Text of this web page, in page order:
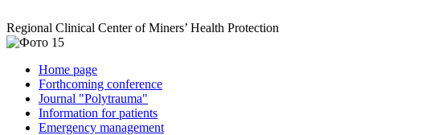
Regional Clinical Center of Miners’ Health Protection
Home page
Forthcoming conference
Journal "Polytrauma"
Information for patients
Emergency management